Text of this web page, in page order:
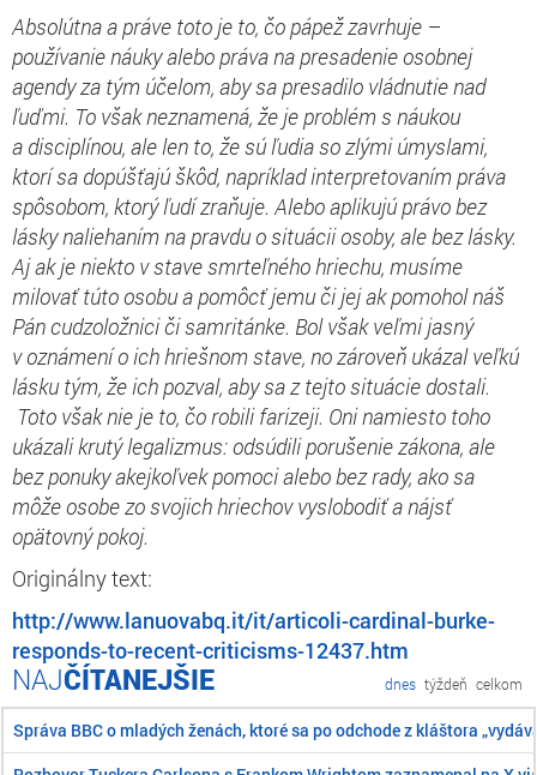
Absolútna a práve toto je to, čo pápež zavrhuje –
používanie náuky alebo práva na presadenie osobnej
agendy za tým účelom, aby sa presadilo vládnutie nad
ľuďmi. To však neznamená, že je problém s náukou
a disciplínou, ale len to, že sú ľudia so zlými úmyslami,
ktorí sa dopúšťajú škôd, napríklad interpretovaním práva
spôsobom, ktorý ľudí zraňuje. Alebo aplikujú právo bez
lásky naliehaním na pravdu o situácii osoby, ale bez lásky.
Aj ak je niekto v stave smrteľného hriechu, musíme
milovať túto osobu a pomôcť jemu či jej ak pomohol náš
Pán cudzoložnici či samritánke. Bol však veľmi jasný
v oznámení o ich hriešnom stave, no zároveň ukázal veľkú
lásku tým, že ich pozval, aby sa z tejto situácie dostali.
Toto však nie je to, čo robili farizeji. Oni namiesto toho
ukázali krutý legalizmus: odsúdili porušenie zákona, ale
bez ponuky akejkoľvek pomoci alebo bez rady, ako sa
môže osobe zo svojich hriechov vyslobodiť a nájsť
opätovný pokoj.
Originálny text:
http://www.lanuovabq.it/it/articoli-cardinal-burke-
responds-to-recent-criticisms-12437.htm
ČÍTANEJŠIE dnes týždeň celkom
Správa BBC o mladých ženách, ktoré sa po odchode z kláštora